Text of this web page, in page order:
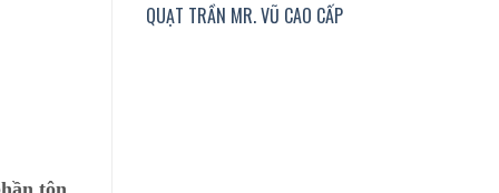
QUẠT TRẦN MR. VŨ CAO CẤP
tôn